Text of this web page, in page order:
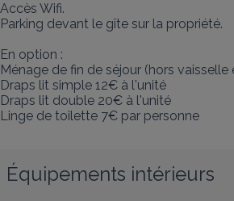
Accès Wifi.
Parking devant le gîte sur la propriété.
En option :
Ménage de fin de séjour (hors
Draps lit simple 12€ à l'unité
Draps lit double 20€ à l'unité
Linge de toilette 7€ par personne
Équipements intérieurs